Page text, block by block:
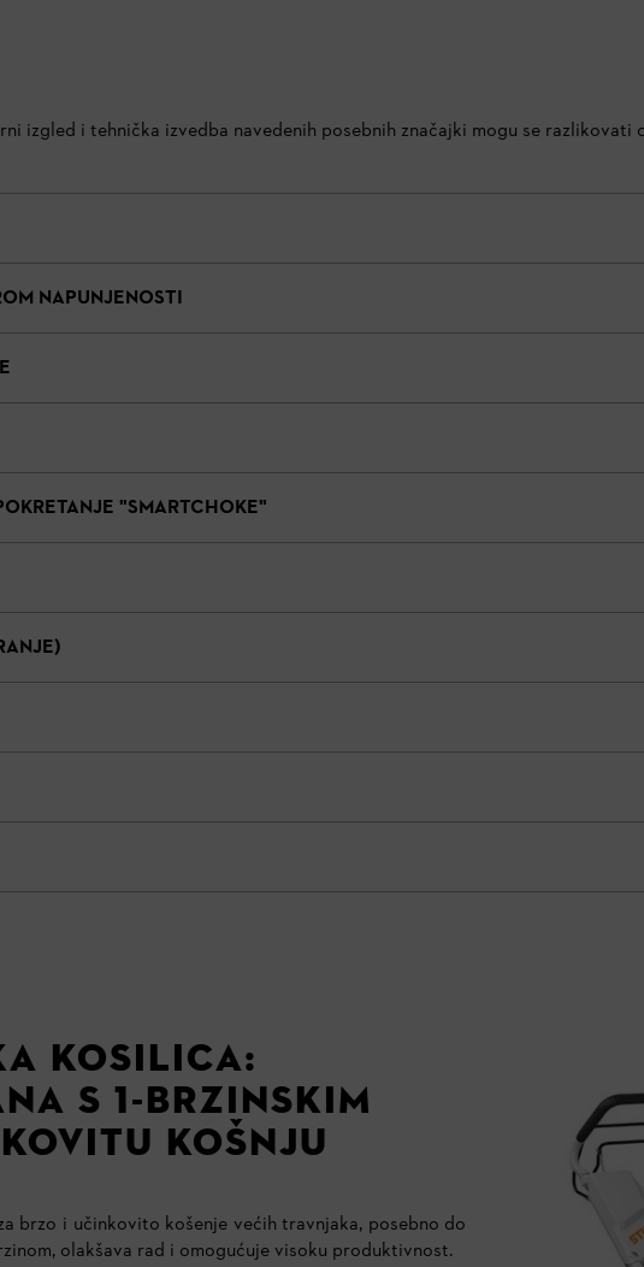
izgled i tehnička izvedba navedenih posebnih značajki mogu se
NAPUNJENOSTI
"SMARTCHOKE"
KOSILICA:
S 1-BRZINSKIM
KOŠNJU
brzo i učinkovito košenje većih travnjaka, posebno do
olakšava rad i omogućuje visoku produktivnost.